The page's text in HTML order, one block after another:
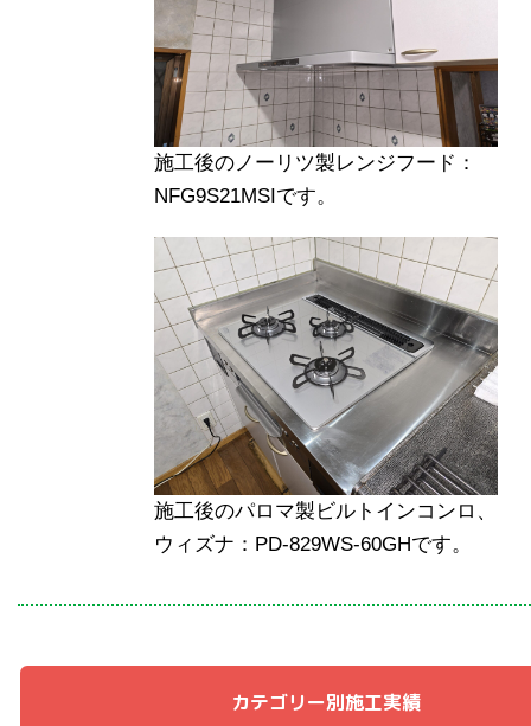
カテゴリー別施工実績
施工後のノーリツ製レンジフード：
NFG9S21MSIです。
施工後のパロマ製ビルトインコンロ、
ウィズナ：PD-829WS-60GHです。